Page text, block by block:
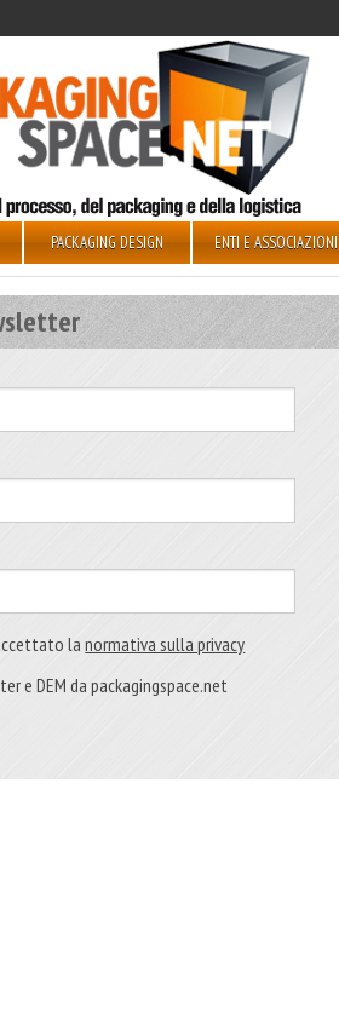
PACKAGING DESIGN ENTI E ASSOCIAZIONI
lanormativa sulla privacy
e DEM da packagingspace.net